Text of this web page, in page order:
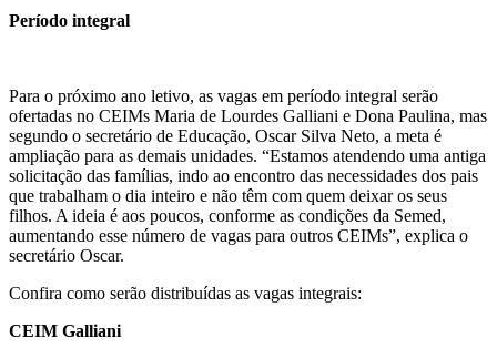
Período integral
Para o próximo ano letivo, as vagas em período integral serão
ofertadas no CEIMs Maria de Lourdes Galliani e Dona Paulina, mas
segundo o secretário de Educação, Oscar Silva Neto, a meta é
ampliação para as demais unidades. “Estamos atendendo uma antiga
solicitação das famílias, indo ao encontro das necessidades dos pais
que trabalham o dia inteiro e não têm com quem deixar os seus
filhos. A ideia é aos poucos, conforme as condições da Semed,
aumentando esse número de vagas para outros CEIMs”, explica o
secretário Oscar.
Confira como serão distribuídas as vagas integrais:
CEIM Galliani